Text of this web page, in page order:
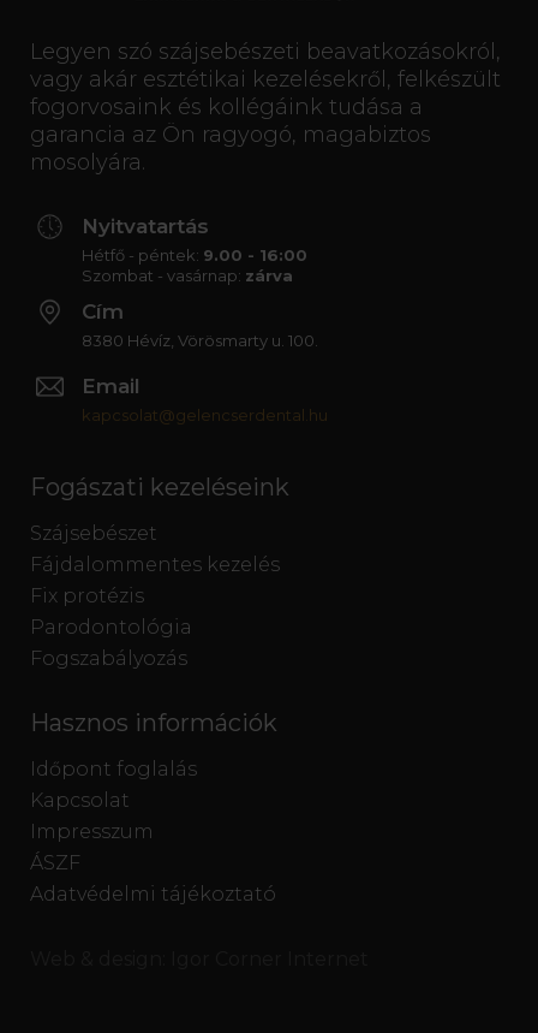
Legyen szó szájsebészeti beavatkozásokról,
vagy akár esztétikai kezelésekről, felkészült
fogorvosaink és kollégáink tudása a
garancia az Ön ragyogó, magabiztos
mosolyára.
Nyitvatartás
Hétfő - péntek: 9.00 - 16:00
Szombat - vasárnap: zárva
Cím
8380 Hévíz, Vörösmarty u. 100.
Email
kapcsolat@gelencserdental.hu
Fogászati kezeléseink
Szájsebészet
Fájdalommentes kezelés
Fix protézis
Parodontológia
Fogszabályozás
Hasznos információk
Időpont foglalás
Kapcsolat
Impresszum
ÁSZF
Adatvédelmi tájékoztató